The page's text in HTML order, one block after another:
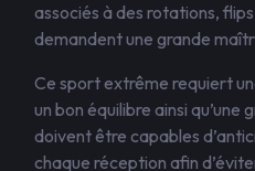
associés à des rotations,
demandent une grande
Ce sport extrême requiert
un bon équilibre ainsi qu’une
doivent être capables
chaque réception afin